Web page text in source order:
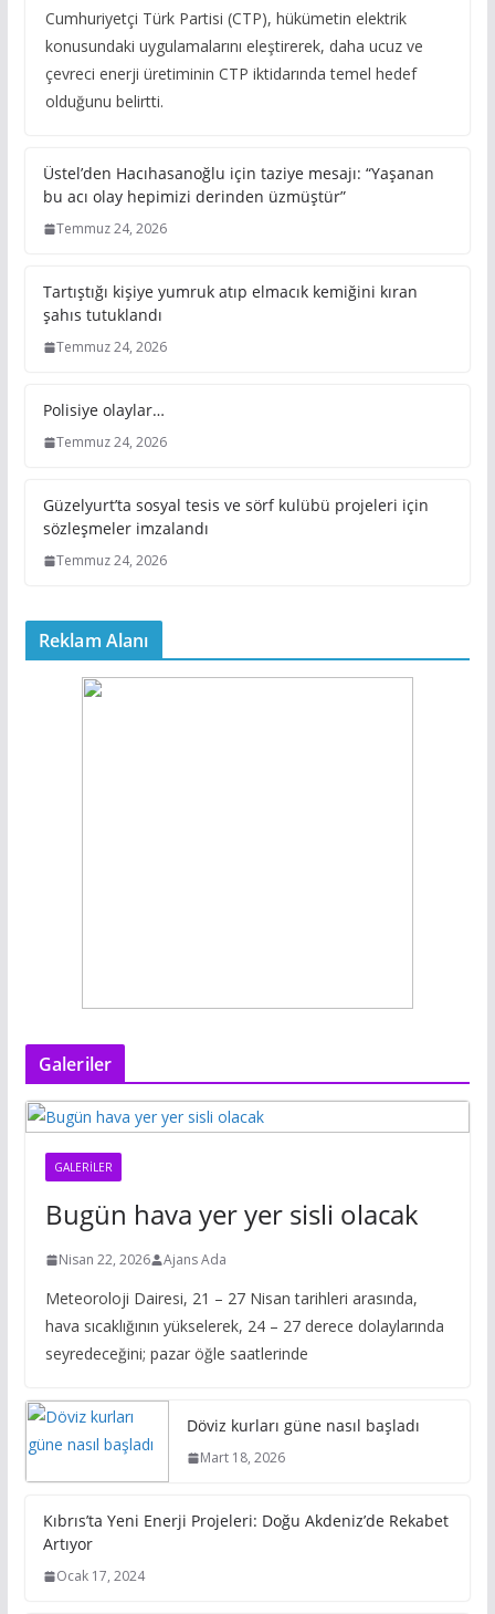
Cumhuriyetçi Türk Partisi (CTP), hükümetin elektrik
konusundaki uygulamalarını eleştirerek, daha ucuz ve
çevreci enerji üretiminin CTP iktidarında temel hedef
olduğunu belirtti.
Üstel’den Hacıhasanoğlu için taziye mesajı: “Yaşanan
bu acı olay hepimizi derinden üzmüştür”
Temmuz 24, 2026
Tartıştığı kişiye yumruk atıp elmacık kemiğini kıran
şahıs tutuklandı
Temmuz 24, 2026
Polisiye olaylar…
Temmuz 24, 2026
Güzelyurt’ta sosyal tesis ve sörf kulübü projeleri için
sözleşmeler imzalandı
Temmuz 24, 2026
Reklam Alanı
Galeriler
GALERILER
Bugün hava yer yer sisli olacak
Nisan 22, 2026 Ajans Ada
Meteoroloji Dairesi, 21 – 27 Nisan tarihleri arasında,
hava sıcaklığının yükselerek, 24 – 27 derece dolaylarında
seyredeceğini; pazar öğle saatlerinde
Döviz kurları güne nasıl başladı
Mart 18, 2026
Kıbrıs’ta Yeni Enerji Projeleri: Doğu Akdeniz’de Rekabet
Artıyor
Ocak 17, 2024